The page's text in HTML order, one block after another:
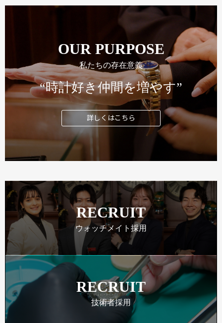
OUR PURPOSE
私たちの存在意義
“時計好き仲間を増やす”
詳しくはこちら
RECRUIT
ウォッチメイト採用
RECRUIT
技術者採用